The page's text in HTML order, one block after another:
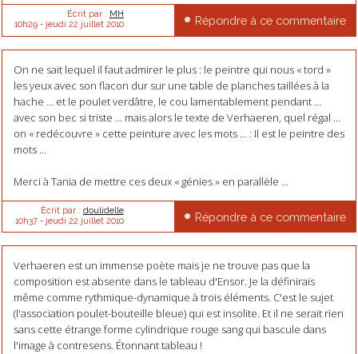
Écrit par : MH
10h29- jeudi 22 juillet 2010 Répondre à ce commentaire
On ne sait lequel il faut admirer le plus : le peintre qui nous « tord »
les yeux avec son flacon dur sur une table de planches taillées à la
hache … et le poulet verdâtre, le cou lamentablement pendant …
avec son bec si triste … mais alors le texte de Verhaeren, quel régal …
on « redécouvre » cette peinture avec les mots … : Il est le peintre des
mots …
Merci à Tania de mettre ces deux « génies » en parallèle …
Écrit par : doulidelle
10h37- jeudi 22 juillet 2010 Répondre à ce commentaire
Verhaeren est un immense poète mais je ne trouve pas que la
composition est absente dans le tableau d'Ensor. Je la définirais
même comme rythmique-dynamique à trois éléments. C'est le sujet
(l'association poulet-bouteille bleue) qui est insolite. Et il ne serait rien
sans cette étrange forme cylindrique rouge sang qui bascule dans
l'image à contresens. Étonnant tableau !